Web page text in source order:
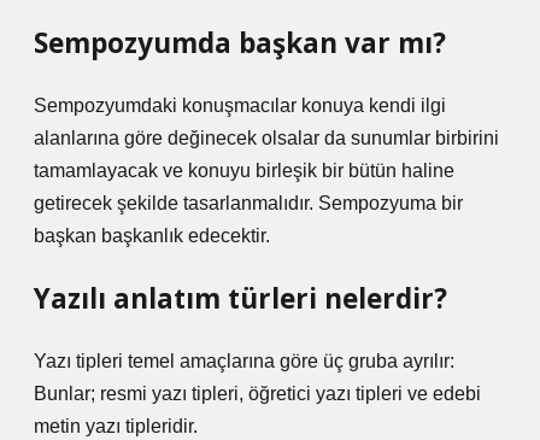
Sempozyumda başkan var mı?
Sempozyumdaki konuşmacılar konuya kendi ilgi
alanlarına göre değinecek olsalar da sunumlar birbirini
tamamlayacak ve konuyu birleşik bir bütün haline
getirecek şekilde tasarlanmalıdır. Sempozyuma bir
başkan başkanlık edecektir.
Yazılı anlatım türleri nelerdir?
Yazı tipleri temel amaçlarına göre üç gruba ayrılır:
Bunlar; resmi yazı tipleri, öğretici yazı tipleri ve edebi
metin yazı tipleridir.